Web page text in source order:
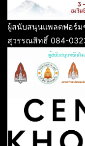
ผู้สนับสนุนแพลตฟอร์
สุวรรณสิทธิ์ 084-